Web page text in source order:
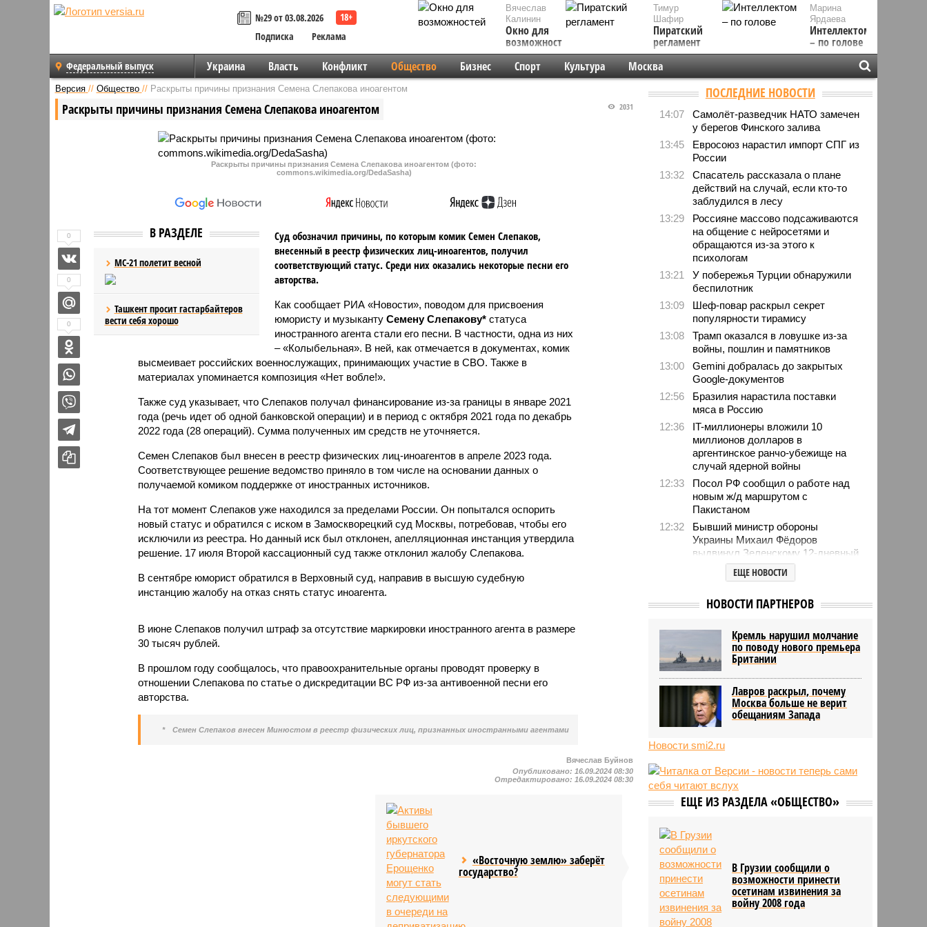
№29 от 03.08.2026
Подписка
Реклама
Вячеслав
Калинин
Окно для
возможностей
Марина
Ярдаева
Интеллектом
– по голове
Тимур
Шафир
Пиратский
регламент
Федеральный выпуск Украина Власть Конфликт Общество Бизнес Спорт Культура Москва
Версия // Общество // Раскрыты причины признания Семена Слепакова иноагентом
Раскрыты причины признания Семена Слепакова иноагентом 2031
Раскрыты причины признания Семена Слепакова иноагентом (фото:
commons.wikimedia.org/DedaSasha)
В РАЗДЕЛЕ
МС-21 полетит весной
Ташкент просит гастарбайтеров
вести себя хорошо
Суд обозначил причины, по которым комик Семен Слепаков,
внесенный в реестр физических лиц-иноагентов, получил
соответствующий статус. Среди них оказались некоторые песни его
авторства.
Как сообщает РИА «Новости», поводом для присвоения
юмористу и музыканту Семену Слепакову* статуса
иностранного агента стали его песни. В частности, одна из них
– «Колыбельная». В ней, как отмечается в документах, комик
высмеивает российских военнослужащих, принимающих участие в СВО. Также в
материалах упоминается композиция «Нет вобле!».
Также суд указывает, что Слепаков получал финансирование из-за границы в январе 2021
года (речь идет об одной банковской операции) и в период с октября 2021 года по декабрь
2022 года (28 операций). Сумма полученных им средств не уточняется.
Семен Слепаков был внесен в реестр физических лиц-иноагентов в апреле 2023 года.
Соответствующее решение ведомство приняло в том числе на основании данных о
получаемой комиком поддержке от иностранных источников.
На тот момент Слепаков уже находился за пределами России. Он попытался оспорить
новый статус и обратился с иском в Замоскворецкий суд Москвы, потребовав, чтобы его
исключили из реестра. Но данный иск был отклонен, апелляционная инстанция утвердила
решение. 17 июля Второй кассационный суд также отклонил жалобу Слепакова.
В сентябре юморист обратился в Верховный суд, направив в высшую судебную
инстанцию жалобу на отказ снять статус иноагента.
В июне Слепаков получил штраф за отсутствие маркировки иностранного агента в размере
30 тысяч рублей.
В прошлом году сообщалось, что правоохранительные органы проводят проверку в
отношении Слепакова по статье о дискредитации ВС РФ из-за антивоенной песни его
авторства.
* Семен Слепаков внесен Минюстом в реестр физических лиц, признанных иностранными агентами
0
0
0
Вячеслав Буйнов
Опубликовано: 16.09.2024 08:30
Отредактировано: 16.09.2024 08:30
«Восточную землю» заберёт
государство?
ПОСЛЕДНИЕ НОВОСТИ
14:07
Самолёт-разведчик НАТО замечен
у берегов Финского залива
13:45
Евросоюз нарастил импорт СПГ из
России
13:32
Спасатель рассказала о плане
действий на случай, если кто-то
заблудился в лесу
13:29
Россияне массово подсаживаются
на общение с нейросетями и
обращаются из-за этого к
психологам
13:21
У побережья Турции обнаружили
беспилотник
13:09
Шеф-повар раскрыл секрет
популярности тирамису
13:08
Трамп оказался в ловушке из-за
войны, пошлин и памятников
13:00
Gemini добралась до закрытых
Google-документов
12:56
Бразилия нарастила поставки
мяса в Россию
12:36
IT-миллионеры вложили 10
миллионов долларов в
аргентинское ранчо-убежище на
случай ядерной войны
12:33
Посол РФ сообщил о работе над
новым ж/д маршрутом с
Пакистаном
12:32
Бывший министр обороны
Украины Михаил Фёдоров
выдвинул Зеленскому 12-дневный
ультиматум
Удары США лишь замедлили
подписчиков
11:43
Итальянские аграрии забили
тревогу из-за засухи
ЕЩЕ НОВОСТИ
НОВОСТИ ПАРТНЕРОВ
Кремль нарушил молчание
по поводу нового премьера
Британии
Лавров раскрыл, почему
Москва больше не верит
обещаниям Запада
Новости smi2.ru
ЕЩЕ ИЗ РАЗДЕЛА «ОБЩЕСТВО»
В Грузии сообщили о
возможности принести
осетинам извинения за
войну 2008 года